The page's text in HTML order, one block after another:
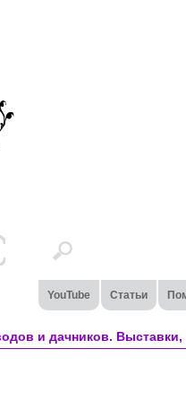
YouTube Статьи
и дачников.